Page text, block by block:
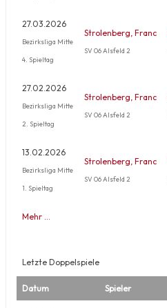
27.03.2026
Bezirksliga Mitte
4. Spieltag
Strolenberg, Franc
SV 06 Alsfeld 2
27.02.2026
Bezirksliga Mitte
2. Spieltag
Strolenberg, Franc
SV 06 Alsfeld 2
13.02.2026
Bezirksliga Mitte
1. Spieltag
Strolenberg, Franc
SV 06 Alsfeld 2
Mehr …
Letzte Doppelspiele
Datum Spieler